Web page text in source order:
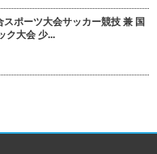
ポーツ大会サッカー競技 兼 国
ク大会 少...